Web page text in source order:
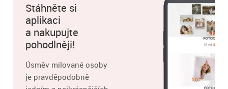
Stáhněte si
aplikaci
a nakupujte
pohodlněji!
Úsměv milované osoby
je pravděpodobně